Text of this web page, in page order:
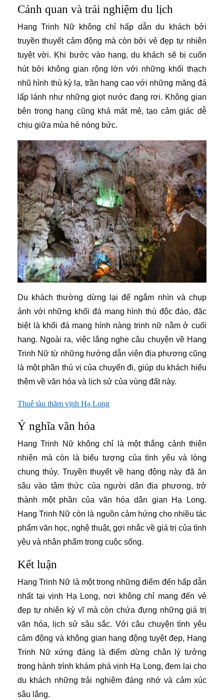
Cảnh quan và trải nghiệm du lịch
Hang Trinh Nữ không chỉ hấp dẫn du khách bởi
truyền thuyết cảm động mà còn bởi vẻ đẹp tự nhiên
tuyệt vời. Khi bước vào hang, du khách sẽ bị cuốn
hút bởi không gian rộng lớn với những khối thạch
nhũ hình thù kỳ lạ, trần hang cao với những măng đá
lấp lánh như những giọt nước đang rơi. Không gian
bên trong hang cũng khá mát mẻ, tạo cảm giác dễ
chịu giữa mùa hè nóng bức.
Du khách thường dừng lại để ngắm nhìn và chụp
ảnh với những khối đá mang hình thù độc đáo, đặc
biệt là khối đá mang hình nàng trinh nữ nằm ở cuối
hang. Ngoài ra, việc lắng nghe câu chuyện về Hang
Trinh Nữ từ những hướng dẫn viên địa phương cũng
là một phần thú vị của chuyến đi, giúp du khách hiểu
thêm về văn hóa và lịch sử của vùng đất này.
Thuê tàu thăm vịnh Hạ Long
Ý nghĩa văn hóa
Hang Trinh Nữ không chỉ là một thắng cảnh thiên
nhiên mà còn là biểu tượng của tình yêu và lòng
chung thủy. Truyền thuyết về hang động này đã ăn
sâu vào tâm thức của người dân địa phương, trở
thành một phần của văn hóa dân gian Hạ Long.
Hang Trinh Nữ còn là nguồn cảm hứng cho nhiều tác
phẩm văn học, nghệ thuật, gợi nhắc về giá trị của tình
yêu và nhân phẩm trong cuộc sống.
Kết luận
Hang Trinh Nữ là một trong những điểm đến hấp dẫn
nhất tại vịnh Hạ Long, nơi không chỉ mang đến vẻ
đẹp tự nhiên kỳ vĩ mà còn chứa đựng những giá trị
văn hóa, lịch sử sâu sắc. Với câu chuyện tình yêu
cảm động và không gian hang động tuyệt đẹp, Hang
Trinh Nữ xứng đáng là điểm dừng chân lý tưởng
trong hành trình khám phá vịnh Hạ Long, đem lại cho
du khách những trải nghiệm đáng nhớ và cảm xúc
sâu lắng.